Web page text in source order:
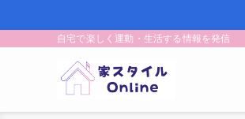
自宅で楽しく運動・生活する情報を発信